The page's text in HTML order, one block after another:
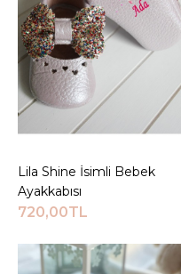
Sepete Ekle
Lila Shine İsimli Bebek
Ayakkabısı
720,00TL